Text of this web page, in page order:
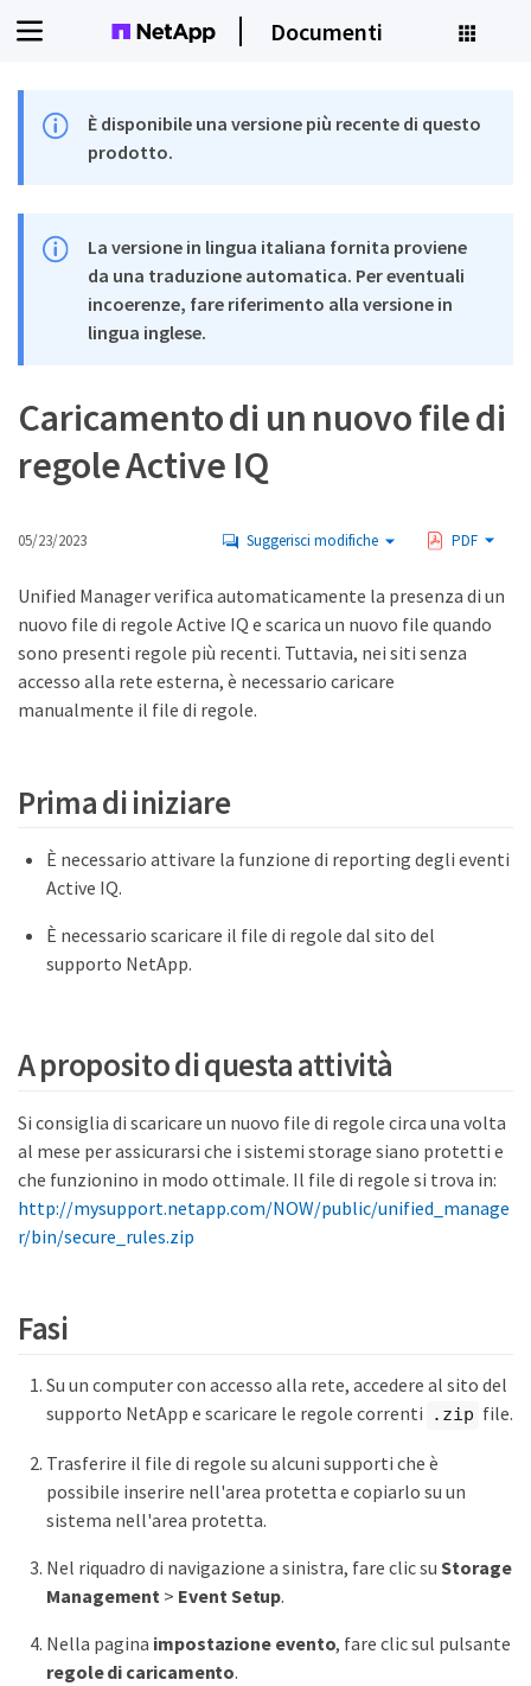
Documenti
È disponibile una versione più recente di questo
prodotto.
La versione in lingua italiana fornita proviene
da una traduzione automatica. Per eventuali
incoerenze, fare riferimento alla versione in
lingua inglese.
Caricamento di un nuovo file di
regole Active IQ
05/23/2023 Suggerisci modifiche PDF
Unified Manager verifica automaticamente la presenza di un
nuovo file di regole Active IQ e scarica un nuovo file quando
sono presenti regole più recenti. Tuttavia, nei siti senza
accesso alla rete esterna, è necessario caricare
manualmente il file di regole.
Prima di iniziare
È necessario attivare la funzione di reporting degli eventi
Active IQ.
È necessario scaricare il file di regole dal sito del
supporto NetApp.
A proposito di questa attività
Si consiglia di scaricare un nuovo file di regole circa una volta
al mese per assicurarsi che i sistemi storage siano protetti e
che funzionino in modo ottimale. Il file di regole si trova in:
http://mysupport.netapp.com/NOW/public/unified_manage
r/bin/secure_rules.zip
Fasi
Su un computer con accesso alla rete, accedere al sito del
supporto NetApp e scaricare le regole correnti
.zip file.
Trasferire il file di regole su alcuni supporti che è
possibile inserire nell'area protetta e copiarlo su un
sistema nell'area protetta.
Nel riquadro di navigazione a sinistra, fare clic su Storage
Management > Event Setup.
Nella pagina impostazione evento, fare clic sul pulsante
regole di caricamento.